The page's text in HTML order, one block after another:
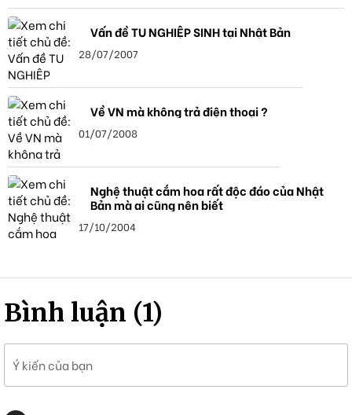
Vấn đề TU NGHIỆP SINH tại Nhật Bản
28/07/2007
Về VN mà không trả điện thoại ?
01/07/2008
Nghệ thuật cắm hoa rất độc đáo của Nhật
Bản mà ai cũng nên biết
17/10/2004
Bình luận (1)
Ý kiến của bạn